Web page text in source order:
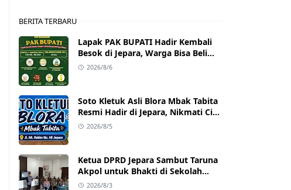
BERITA TERBARU
Lapak PAK BUPATI Hadir Kembali
Besok di Jepara, Warga Bisa Beli
Beras hingga Minyak Goreng
2026/8/6
Soto Kletuk Asli Blora Mbak Tabita
Resmi Hadir di Jepara, Nikmati Cita
Rasa Autentik Mulai Rp10 Ribu
2026/8/5
Ketua DPRD Jepara Sambut Taruna
Akpol untuk Bhakti di Sekolah
Rakyat Jepara
2026/8/3